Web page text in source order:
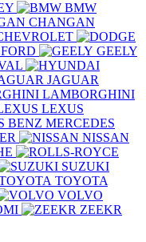
BMW
CHANGAN
FORD
GEELY
JAGUAR
LAMBORGHINI
LEXUS
MERCEDES
NISSAN
SUZUKI
TOYOTA
VOLVO
ZEEKR